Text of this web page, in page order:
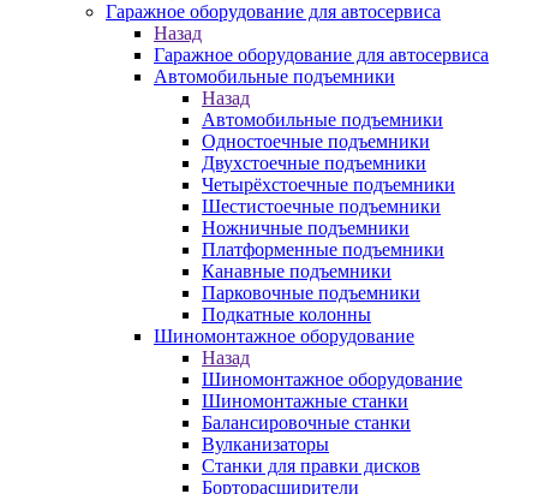
Гаражное оборудование для автосервиса
Назад
Гаражное оборудование для автосервиса
Автомобильные подъемники
Назад
Автомобильные подъемники
Одностоечные подъемники
Двухстоечные подъемники
Четырёхстоечные подъемники
Шестистоечные подъемники
Ножничные подъемники
Платформенные подъемники
Канавные подъемники
Парковочные подъемники
Подкатные колонны
Шиномонтажное оборудование
Назад
Шиномонтажное оборудование
Шиномонтажные станки
Балансировочные станки
Вулканизаторы
Станки для правки дисков
Борторасширители